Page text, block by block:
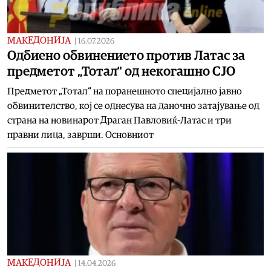
МАКЕДОНИЈА 16.07.2026
Одбиено обвинението против Латас за
предметот „Тотал“ од некогашно СЈО
Предметот „Тотал“ на поранешното специјално јавно
обвинителство, кој се однесува на даночно затајување од
страна на новинарот Драган Павловиќ-Латас и три
правни лица, заврши. Основниот
МАКЕДОНИЈА 14.04.2026